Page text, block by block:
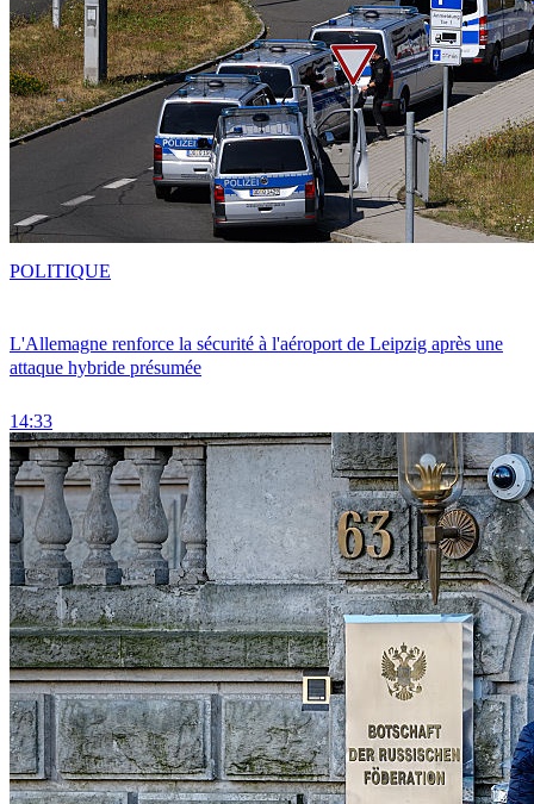
L'Allemagne renforce la sécurité à l'aéroport de Leipzig après une
attaque hybride présumée
14:33
POLITIQUE